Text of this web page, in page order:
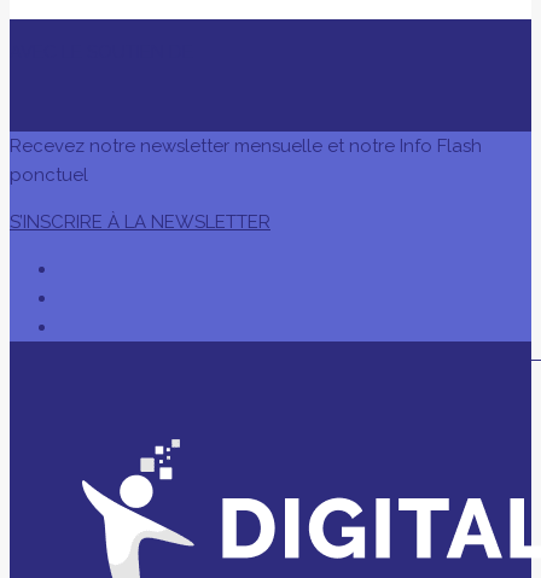
Recevez notre newsletter mensuelle et notre Info Flash
ponctuel
S’INSCRIRE À LA NEWSLETTER